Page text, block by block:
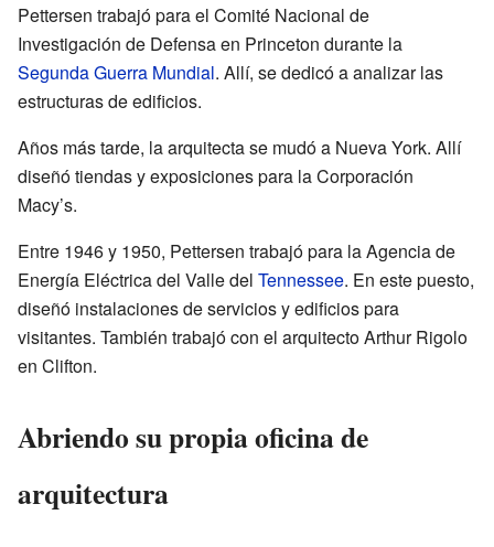
Pettersen trabajó para el Comité Nacional de
Investigación de Defensa en Princeton durante la
Segunda Guerra Mundial. Allí, se dedicó a analizar las
estructuras de edificios.
Años más tarde, la arquitecta se mudó a Nueva York. Allí
diseñó tiendas y exposiciones para la Corporación
Macy’s.
Entre 1946 y 1950, Pettersen trabajó para la Agencia de
Energía Eléctrica del Valle del Tennessee. En este puesto,
diseñó instalaciones de servicios y edificios para
visitantes. También trabajó con el arquitecto Arthur Rigolo
en Clifton.
Abriendo su propia oficina de
arquitectura